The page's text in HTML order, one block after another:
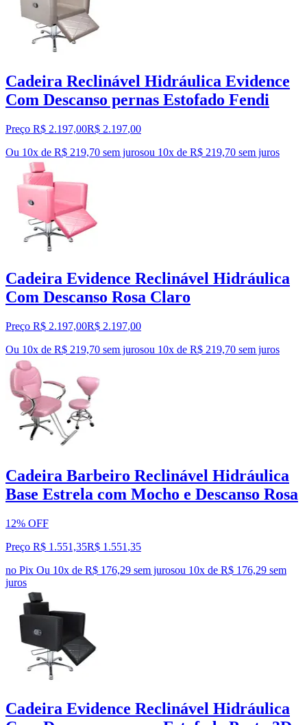
Cadeira Reclinável Hidráulica Evidence
Com Descanso pernas Estofado Fendi
Preço R$ 2.197,00R$ 2.197,00
Ou 10x de R$ 219,70 sem jurosou 10x de R$ 219,70 sem juros
Cadeira Evidence Reclinável Hidráulica
Com Descanso Rosa Claro
Preço R$ 2.197,00R$ 2.197,00
Ou 10x de R$ 219,70 sem jurosou 10x de R$ 219,70 sem juros
Cadeira Barbeiro Reclinável Hidráulica
Base Estrela com Mocho e Descanso Rosa
12% OFF
Preço R$ 1.551,35R$ 1.551 ,35
no Pix Ou 10x de R$ 176,29 sem jurosou 10x de R$ 176,29 sem
juros
Cadeira Evidence Reclinável Hidráulica